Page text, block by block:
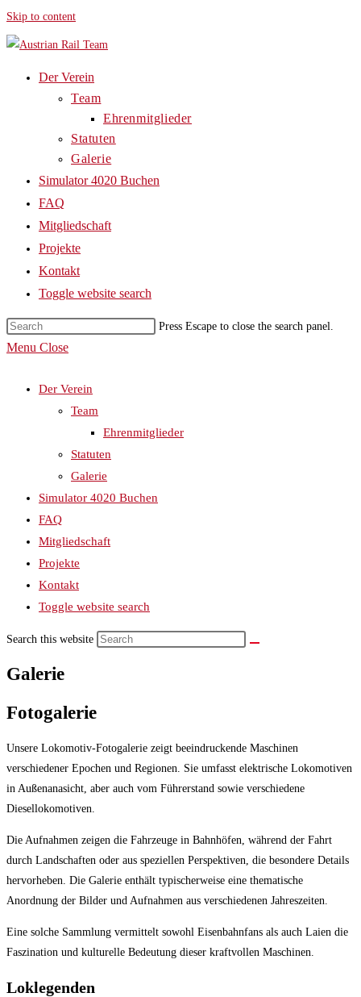
Skip to content
Der Verein
Team
Ehrenmitglieder
Statuten
Galerie
Simulator 4020 Buchen
FAQ
Mitgliedschaft
Projekte
Kontakt
Toggle website search
Press Escape to close the search panel.
Menu Close
Der Verein
Team
Ehrenmitglieder
Statuten
Galerie
Simulator 4020 Buchen
FAQ
Mitgliedschaft
Projekte
Kontakt
Toggle website search
Search this website
Galerie
Fotogalerie
Unsere Lokomotiv-Fotogalerie zeigt beeindruckende Maschinen
verschiedener Epochen und Regionen. Sie umfasst elektrische Lokomotiven
in Außenanasicht, aber auch vom Führerstand sowie verschiedene
Diesellokomotiven.
Die Aufnahmen zeigen die Fahrzeuge in Bahnhöfen, während der Fahrt
durch Landschaften oder aus speziellen Perspektiven, die besondere Details
hervorheben. Die Galerie enthält typischerweise eine thematische
Anordnung der Bilder und Aufnahmen aus verschiedenen Jahreszeiten.
Eine solche Sammlung vermittelt sowohl Eisenbahnfans als auch Laien die
Faszination und kulturelle Bedeutung dieser kraftvollen Maschinen.
Loklegenden